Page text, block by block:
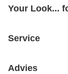
Your Look...
Service
Advies